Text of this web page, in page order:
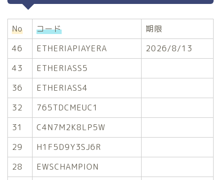
No コード
期限
46
ETHERIAPIAYERA
2026/8/13
43
ETHERIASS5
36
ETHERIASS4
32
765TDCMEUC1
31
C4N7M2K8LP5W
29
H1F5D9Y3SJ6R
28
EWSCHAMPION